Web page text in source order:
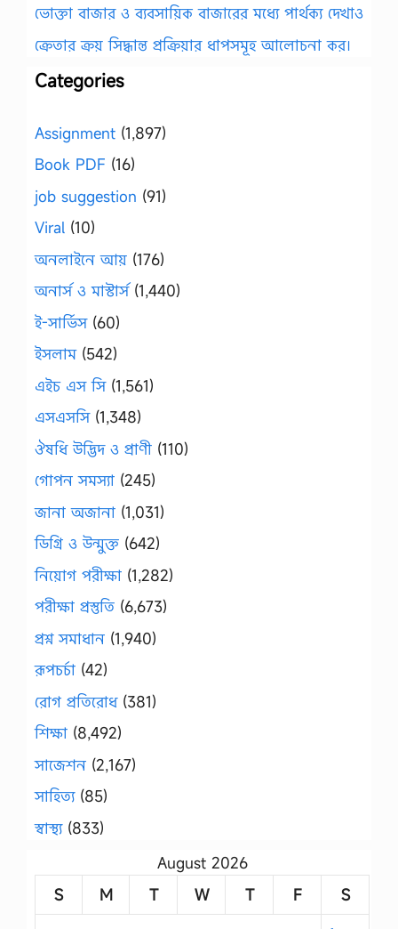
ভোক্তা বাজার ও ব্যবসায়িক বাজারের মধ্যে পার্থক্য দেখাও
ক্রেতার ক্রয় সিদ্ধান্ত প্রক্রিয়ার ধাপসমূহ আলোচনা কর।
Categories
Assignment (1,897)
Book PDF (16)
job suggestion (91)
Viral (10)
অনলাইনে আয় (176)
অনার্স ও মাস্টার্স(1,440)
ই-সার্ভিস(60)
ইসলাম(542)
এইচ এস সি(1,561)
এসএসসি(1,348)
ঔষধি উদ্ভিদ ও প্রাণী (110)
গোপন সমস্যা (245)
জানা অজানা (1,031)
ডিগ্রি ও উন্মুক্ত (642)
নিয়োগ পরীক্ষা (1,282)
পরীক্ষা প্রস্তুতি (6,673)
প্রশ্ন সমাধান (1,940)
রূপচর্চা (42)
রোগ প্রতিরোধ(381)
শিক্ষা (8,492)
সাজেশন (2,167)
সাহিত্য(85)
স্বাস্থ্য(833)
August 2026
S
M T W T F
S